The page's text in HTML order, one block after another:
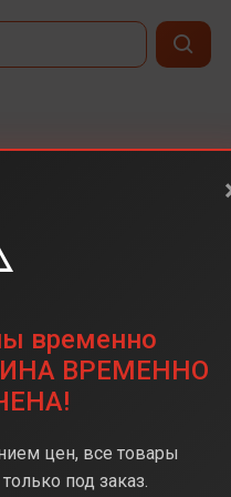
временно
ВРЕМЕННО
цен, все товары
под заказ.